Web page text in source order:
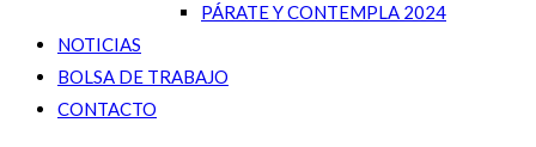
PÁRATE Y CONTEMPLA 2024
NOTICIAS
BOLSA DE TRABAJO
CONTACTO